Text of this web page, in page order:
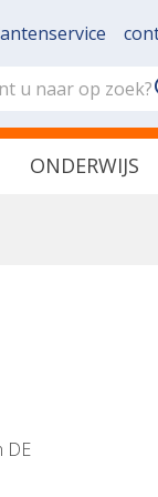
ONDERWIJS
DE